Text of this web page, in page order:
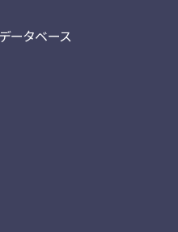
ータベース